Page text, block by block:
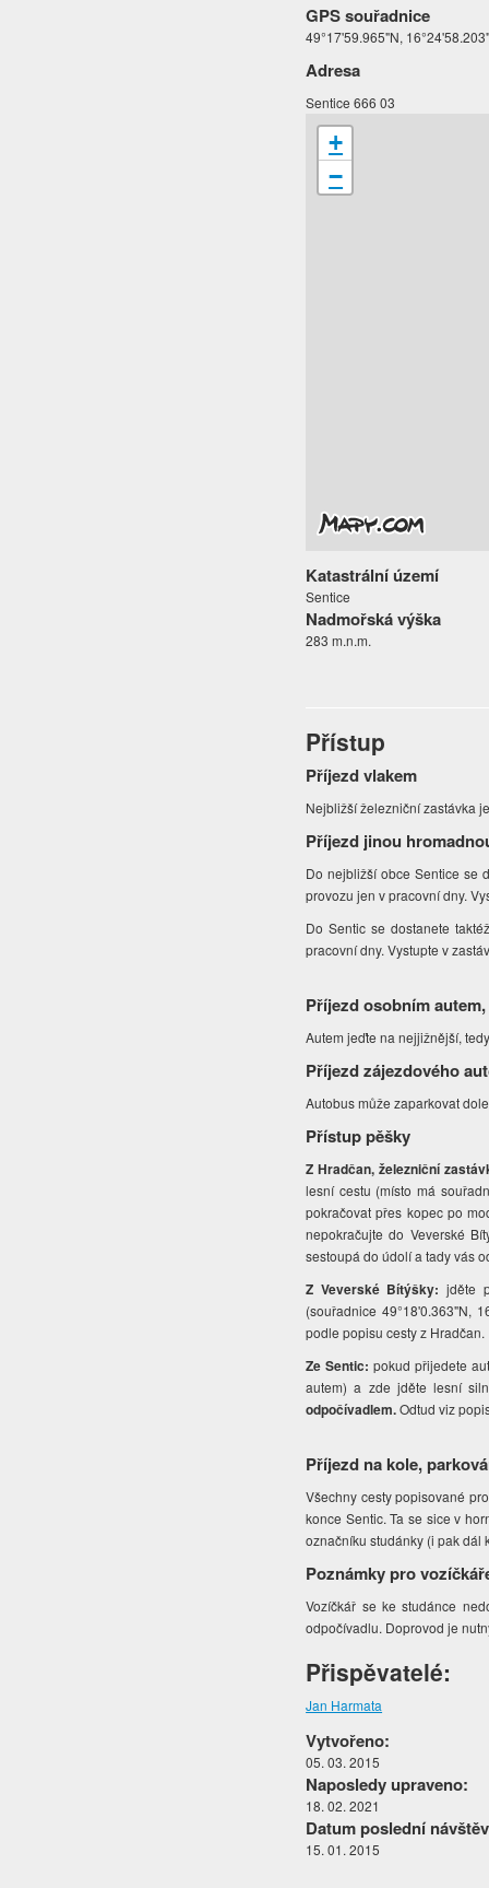
GPS souřadnice
49°17'59.965"N,
Adresa
Sentice 666 03
+
−
Katastrální území
Sentice
Nadmořská výška
283 m.n.m.
Přístup
Příjezd vlakem
Nejbližší železniční zastávka
Příjezd jinou
Do nejbližší obce Sentice se
provozu jen v pracovní dny.
Do Sentic se dostanete
pracovní dny. Vystupte v
Příjezd osobním
Autem jeďte na nejjižnější,
Příjezd zájezdového
Autobus může zaparkovat
Přístup pěšky
Z Hradčan, železniční
lesní cestu (místo má
pokračovat přes kopec po
nepokračujte do Veverské
sestoupá do údolí a tady vás
Z Veverské Bítýšky:jděte
(souřadnice 49°18'0.363"N,
podle popisu cesty z Hradčan.
Ze Sentic: pokud přijedete
autem) a zde jděte lesní
odpočívadlem.Odtud viz
Příjezd na kole,
Všechny cesty popisované
konce Sentic. Ta se sice v
označníku studánky (i pak dál
Poznámky pro
Vozíčkář se ke studánce
odpočívadlu. Doprovod je
Přispěvatelé:
Jan Harmata
Vytvořeno:
05. 03. 2015
Naposledy upraveno:
18. 02. 2021
Datum poslední
15. 01. 2015